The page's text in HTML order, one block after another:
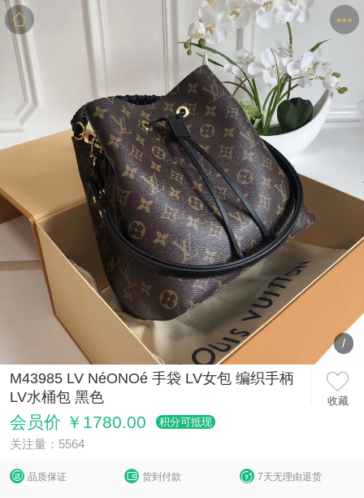
详情 评价
/
M43985 LV NéONOé 手袋 LV女包 编织手柄
LV水桶包 黑色
收藏
会员价 ￥1780.00 积分可抵现
关注量：5564
品质保证 货到付款 7天无理由退货